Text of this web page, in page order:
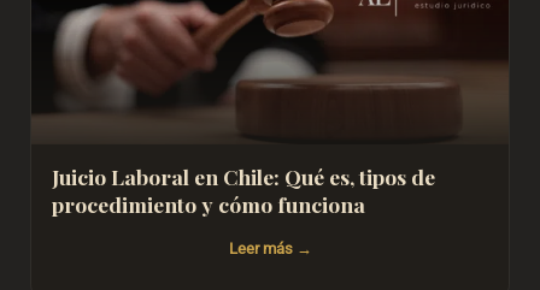
Juicio Laboral en Chile: Qué es, tipos de
procedimiento y cómo funciona
Leer más